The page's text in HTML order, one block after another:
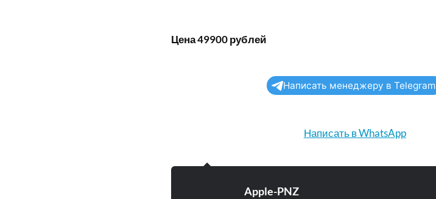
Цена 49900 рублей
Написать менеджеру в Telegram
Написать в WhatsApp
Apple-PNZ